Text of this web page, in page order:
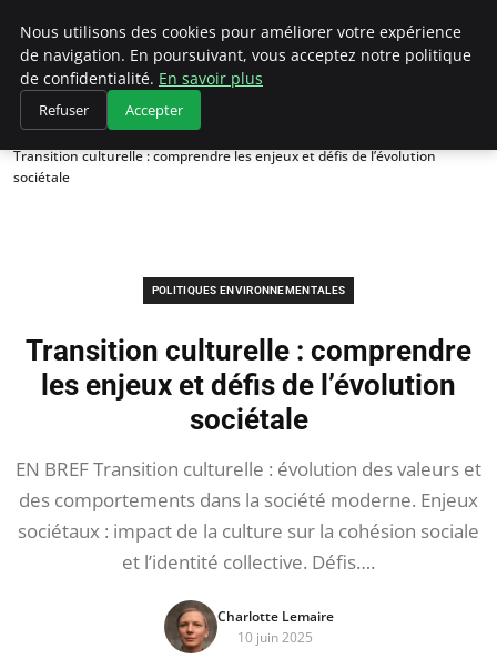
Climategatecountryclub.com
Accueil
Politiques environnementales
Transition culturelle : comprendre les enjeux et défis de l’évolution
sociétale
POLITIQUES ENVIRONNEMENTALES
Transition culturelle : comprendre
les enjeux et défis de l’évolution
sociétale
EN BREF Transition culturelle : évolution des valeurs et
des comportements dans la société moderne. Enjeux
sociétaux : impact de la culture sur la cohésion sociale
et l’identité collective. Défis….
Charlotte Lemaire
10 juin 2025
Nous utilisons des cookies pour améliorer votre expérience
de navigation. En poursuivant, vous acceptez notre politique
de confidentialité. En savoir plus
Refuser Accepter